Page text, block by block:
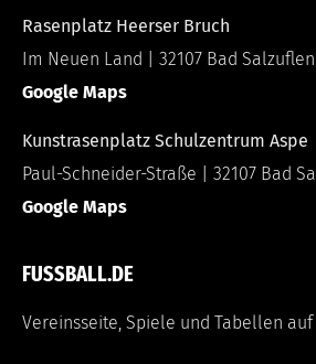
Rasenplatz Heerser Bruch
Im Neuen Land | 32107 Bad Salzuflen
Google Maps
Kunstrasenplatz Schulzentrum Aspe
Paul-Schneider-Straße | 32107 Bad
Google Maps
FUSSBALL.DE
Vereinsseite, Spiele und Tabellen auf